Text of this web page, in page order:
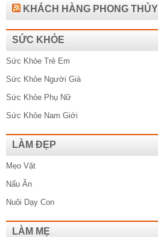
KHÁCH HÀNG PHONG THỦY
SỨC KHỎE
Sức Khỏe Trẻ Em
Sức Khỏe Người Già
Sức Khỏe Phụ Nữ
Sức Khỏe Nam Giới
LÀM ĐẸP
Mẹo Vặt
Nấu Ăn
Nuôi Dạy Con
LÀM MẸ